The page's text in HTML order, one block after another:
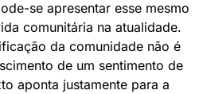
se apresentar esse mesmo
comunitária na atualidade.
da comunidade não é
de um sentimento de
aponta justamente para a